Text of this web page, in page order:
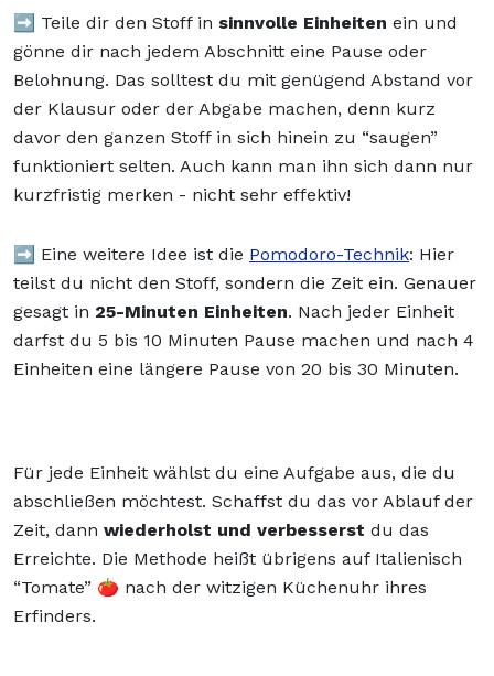
➡️ Teile dir den Stoff in sinnvolle Einheiten ein und
gönne dir nach jedem Abschnitt eine Pause oder
Belohnung. Das solltest du mit genügend Abstand vor
der Klausur oder der Abgabe machen, denn kurz
davor den ganzen Stoff in sich hinein zu “saugen”
funktioniert selten. Auch kann man ihn sich dann nur
kurzfristig merken - nicht sehr effektiv!
➡️ Eine weitere Idee ist die Pomodoro-Technik: Hier
teilst du nicht den Stoff, sondern die Zeit ein. Genauer
gesagt in 25-Minuten Einheiten. Nach jeder Einheit
darfst du 5 bis 10 Minuten Pause machen und nach 4
Einheiten eine längere Pause von 20 bis 30 Minuten.
Für jede Einheit wählst du eine Aufgabe aus, die du
abschließen möchtest. Schaffst du das vor Ablauf der
Zeit, dann wiederholst und verbesserst du das
Erreichte. Die Methode heißt übrigens auf Italienisch
“Tomate” 🍅 nach der witzigen Küchenuhr ihres
Erfinders.